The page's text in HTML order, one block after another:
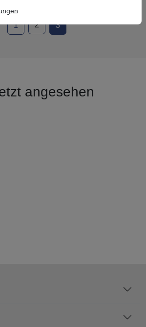
1 2 3
angesehen